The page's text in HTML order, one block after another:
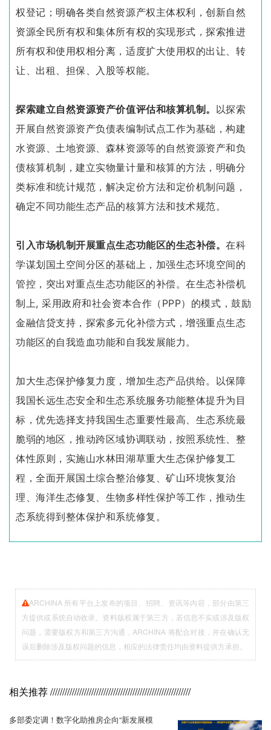
权登记；明确各类自然资源产权主体权利，创新自然
资源全民所有权和集体所有权的实现形式，探索推进
所有权和使用权相分离，适度扩大使用权的出让、转
让、出租、担保、入股等权能。
探索建立自然资源资产价值评估和核算机制。 以探索
开展自然资源资产负债表编制试点工作为基础，构建
水资源、土地资源、森林资源等的自然资源资产和负
债核算机制，建立实物量计量和核算的方法，明确分
类标准和统计规范，解决定价方法和定价机制问题，
确定不同功能生态产品的核算方法和技术规范。
引入市场机制开展重点生态功能区的生态补偿。在科
学谋划国土空间分区的基础上，加强生态环境空间的
管控，突出对重点生态功能区的补偿。在生态补偿机
制上, 采用政府和社会资本合作（PPP）的模式，鼓励
金融信贷支持，探索多元化补偿方式，增强重点生态
功能区的自我造血功能和自我发展能力。
加大生态保护修复力度，增加生态产品供给。以保障
我国长远生态安全和生态系统服务功能整体提升为目
标，优先选择支持我国生态重要性最高、生态系统最
脆弱的地区，推动跨区域协调联动，按照系统性、整
体性原则，实施山水林田湖草重大生态保护修复工
程，全面开展国土综合整治修复、矿山环境恢复治
理、海洋生态修复、生物多样性保护等工作，推动生
态系统得到整体保护和系统修复。
ARCHINA 所有平台上发布的项目、招聘、资讯等内容，部分由第三
方提供或系统自动收录。资料版权属于第三方，若信息不实或涉及版权
问题，需要版权方和第三方沟通，ARCHINA 将配合对接，并在确认无
误后删除涉及版权问题的信息，相应的法律责任均由资料提供方承担。
相关推荐//////////////////////////////////////////////////////////
多部委定调！数字化助推房企向“新发展模